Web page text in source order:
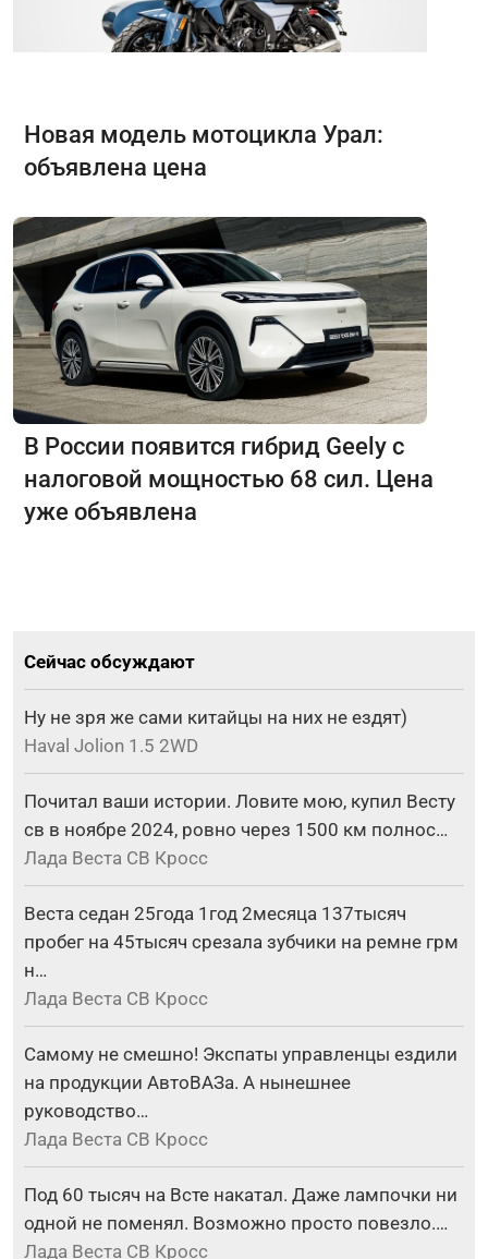
Новая модель мотоцикла Урал:
объявлена цена
В России появится гибрид Geely с
налоговой мощностью 68 сил. Цена
уже объявлена
Сейчас обсуждают
Ну не зря же сами китайцы на них не ездят)
Haval Jolion 1.5 2WD
Почитал ваши истории. Ловите мою, купил Весту
св в ноябре 2024, ровно через 1500 км полнос…
Лада Веста СВ Кросс
Веста седан 25года 1год 2месяца 137тысяч
пробег на 45тысяч срезала зубчики на ремне грм
н…
Лада Веста СВ Кросс
Самому не смешно! Экспаты управленцы ездили
на продукции АвтоВАЗа. А нынешнее
руководство…
Лада Веста СВ Кросс
Под 60 тысяч на Всте накатал. Даже лампочки ни
одной не поменял. Возможно просто повезло.…
Лада Веста СВ Кросс